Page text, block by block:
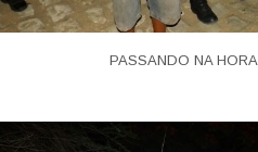
PASSANDO NA HORA